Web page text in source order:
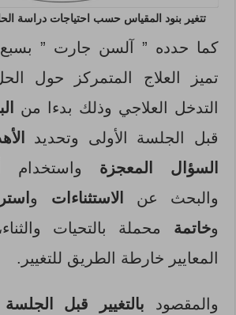
تتغير بنود المقياس حسب احتياجات دراسة
كما حدده ” آلسن جارت ” بسبع
تميز العلاج المتمركز حول
التدخل العلاجي وذلك بدءا من
قبل الجلسة الأولى وتحديد
السؤال المعجزة واستخدام
والبحث عن
الاستثناءات و
وخاتمة محملة بالتحيات
المعايير خارطة الطريق للتغيير.
والمقصود بالتغيير قبل الجلسة